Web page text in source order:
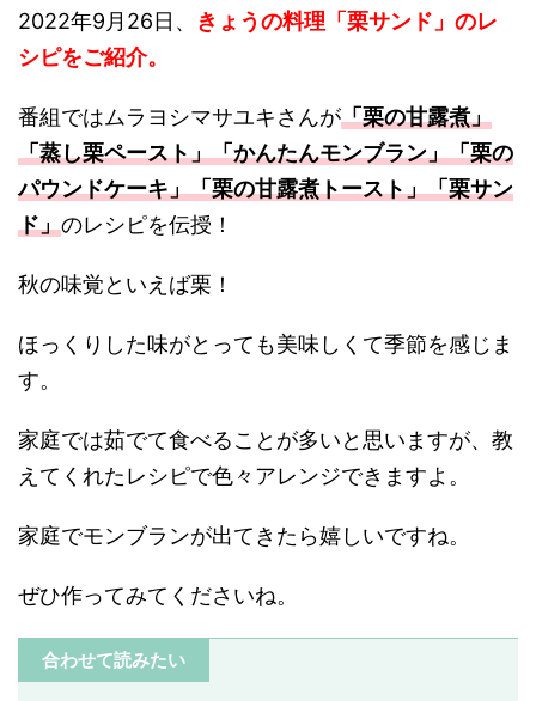
2022年9月26日、 きょうの料理「栗サンド」のレ
シピをご紹介。
番組ではムラヨシマサユキさんが「栗の甘露煮」
「蒸し栗ペースト」「かんたんモンブラン」「栗の
パウンドケーキ」「栗の甘露煮トースト」「栗サン
ド」のレシピを伝授！
秋の味覚といえば栗！
ほっくりした味がとっても美味しくて季節を感じま
す。
家庭では茹でて食べることが多いと思いますが、教
えてくれたレシピで色々アレンジできますよ。
家庭でモンブランが出てきたら嬉しいですね。
ぜひ作ってみてくださいね。
合わせて読みたい